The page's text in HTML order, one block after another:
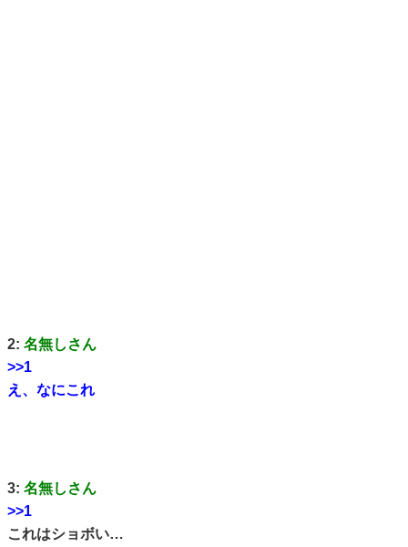
2: 名無しさん
>>1
え、なにこれ
3: 名無しさん
>>1
これはショボい…